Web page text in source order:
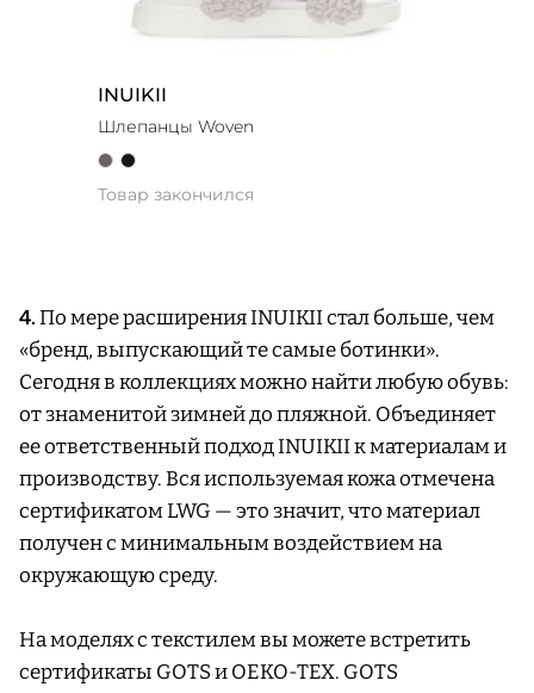
INUIKII
Шлепанцы Woven
Товар закончился
4.По мере расширения INUIKII стал больше, чем
«бренд, выпускающий те самые ботинки».
Сегодня в коллекциях можно найти любую обувь:
от знаменитой зимней до пляжной. Объединяет
ее ответственный подход INUIKII к материалам и
производству. Вся используемая кожа отмечена
сертификатом LWG — это значит, что материал
получен с минимальным воздействием на
окружающую среду.
На моделях с текстилем вы можете встретить
сертификаты GOTS и OEKO-TEX. GOTS